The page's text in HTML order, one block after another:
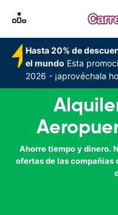
Hasta 20% de
el mundo Esta
2026 - ¡aprovéchala
Ahorre tiempo y dinero.
ofertas de las compañías